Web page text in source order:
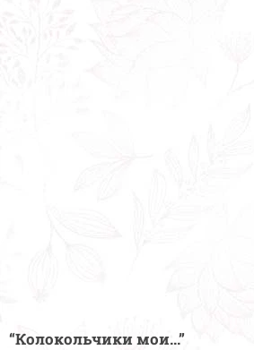
“Колокольчики мои...”